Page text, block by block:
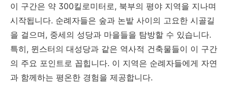
이 구간은 약 300킬로미터로, 북부의 평야 지역을 지나며
시작됩니다. 순례자들은 숲과 논밭 사이의 고요한 시골길
을 걸으며, 중세의 성당과 마을들을 탐방할 수 있습니다.
특히, 뮌스터의 대성당과 같은 역사적 건축물들이 이 구간
의 주요 포인트로 꼽힙니다. 이 지역은 순례자들에게 자연
과 함께하는 평온한 경험을 제공합니다.